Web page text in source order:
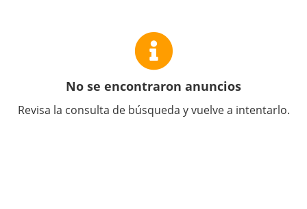
No se encontraron anuncios
Revisa la consulta de búsqueda y vuelve a intentarlo.